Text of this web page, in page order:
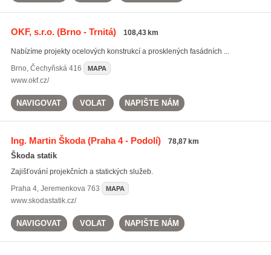
OKF, s.r.o.(Brno - Trnitá) 108,43 km
Nabízíme projekty ocelových konstrukcí a prosklených fasádních ...
Brno, Čechyňská 416 MAPA
www.okf.cz/
NAVIGOVAT VOLAT NAPIŠTE NÁM
Ing. Martin Škoda(Praha 4 - Podolí) 78,87 km
Škoda statik
Zajišťování projekčních a statických služeb.
Praha 4, Jeremenkova 763 MAPA
www.skodastatik.cz/
NAVIGOVAT VOLAT NAPIŠTE NÁM